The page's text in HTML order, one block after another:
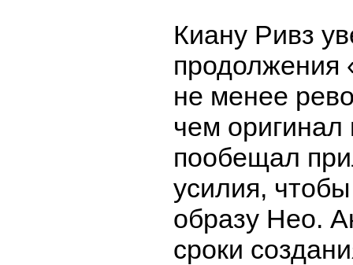
Киану Ривз
продолжения
не менее
чем оригинал
пообещал
усилия, чтобы
образу Нео.
сроки